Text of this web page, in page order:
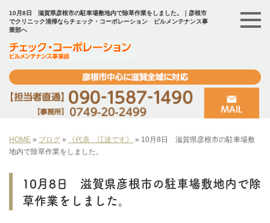
10月8日 滋賀県彦根市の駐車場敷地内で除草作業をしました。｜彦根市
でクリニック清掃ならチェック・コーポレーション ビルメンテナンス事
業部へ
HOME » ブログ » 《代表 江波です》 » 10月8日 滋賀県彦根市の駐車場敷
地内で除草作業をしました。
10月8日 滋賀県彦根市の駐車場敷地内で除
草作業をしました。